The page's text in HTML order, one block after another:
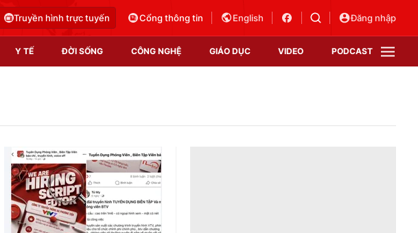
Truyền hình trực tuyến Cổng thông tin English Đăng nhập
Y TẾ ĐỜI SỐNG CÔNG NGHỆ GIÁO DỤC VIDEO PODCAST
Video
Shorts video
Podcast
VTV Sức khoẻ